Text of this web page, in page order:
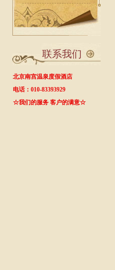
联系我们
北京南宫温泉度假酒店
电话：010-83393929
☆我们的服务 客户的满意☆